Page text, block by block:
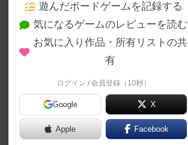
遊んだボードゲームを記録する
気になるゲームのレビューを読む
お気に入り作品・所有リストの共
有
ログイン / 会員登録（10秒）
Google X
Apple Facebook
ボードゲーム会情報
メカニクス特集
掲示板・トピックス
ボドとも・会員一覧
ボードゲーム業界コラム